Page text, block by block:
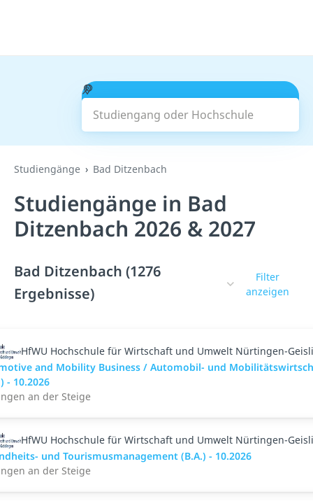
Studiengang oder Hochschule
Suchen
Studiengänge Bad Ditzenbach
Studiengänge in Bad
Ditzenbach 2026 & 2027
Bad Ditzenbach (1276
Ergebnisse)
Filter
anzeigen
HfWU Hochschule für Wirtschaft und Umwelt Nürtingen-
and Mobility Business / Automobil- und
- 10.2026
an der Steige
HfWU Hochschule für Wirtschaft und Umwelt Nürtingen-
und Tourismusmanagement (B.A.) - 10.2026
an der Steige